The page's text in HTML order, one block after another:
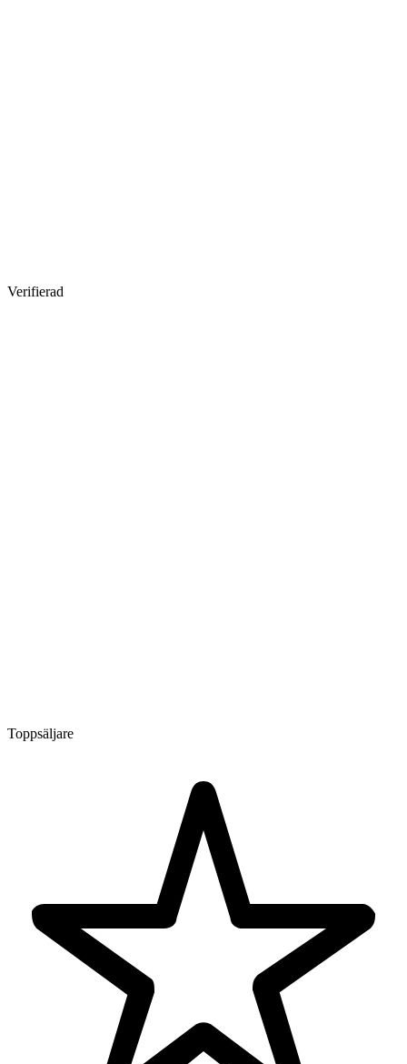
Verifierad
Toppsäljare